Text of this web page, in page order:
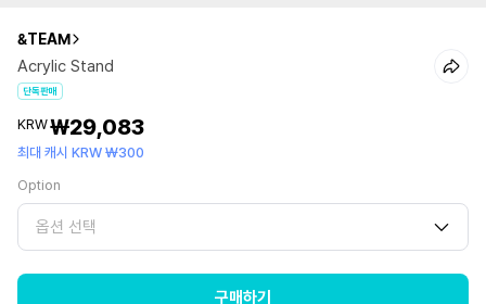
&TEAM
Acrylic Stand
단독판매
KRW₩29,083
최대 캐시 KRW ₩300
Option
옵션 선택
구매하기